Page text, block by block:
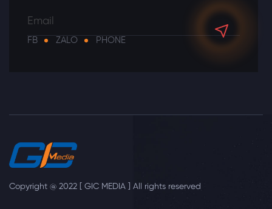
FB ZALO PHONE
Copyright @ 2022 [ GIC MEDIA ] All rights reserved